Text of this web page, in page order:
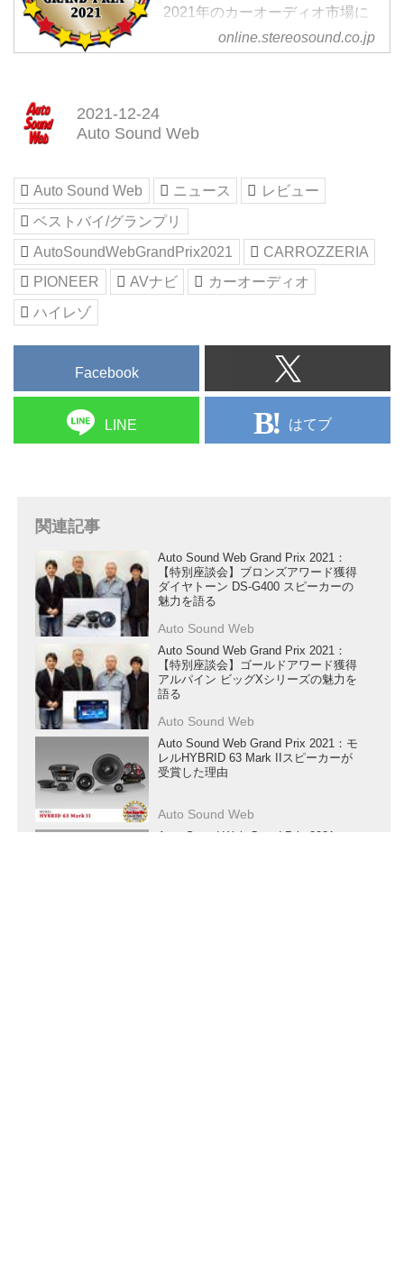
2021年のカーオーディオ市場に
おいて、音質に注目して高い評価
を得た製品をオートサウンドウェ
司、脇森 宏、長谷川圭］の計6名
本年のグランプリ受賞数は全11、
AVナビゲーション4モデル、スピ
ーカー4モデル、パワーアンプ3モ
デルである。いずれもそのサウン
ドパフォーマンスが高く評価され
た製品ばかり、2021年を代表す
online.stereosound.co.jp
2021-12-24
Auto Sound Web
Auto Sound Web ニュース
レビュー
ベストバイ/グランプリ
AutoSoundWebGrandPrix2021
CARROZZERIA
PIONEER
AVナビ
カーオーディオ
ハイレゾ
Facebook
LINE はてブ
関連記事
Auto Sound Web Grand Prix 2021：
【特別座談会】ブロンズアワード獲得
ダイヤトーン DS-G400 スピーカーの
魅力を語る
Auto Sound Web
Auto Sound Web Grand Prix 2021：
【特別座談会】ゴールドアワード獲得
アルパイン ビッグXシリーズの魅力を
語る
Auto Sound Web
Auto Sound Web Grand Prix 2021：モ
レルHYBRID 63 Mark IIスピーカーが
受賞した理由
Auto Sound Web
Auto Sound Web Grand Prix 2021：マ